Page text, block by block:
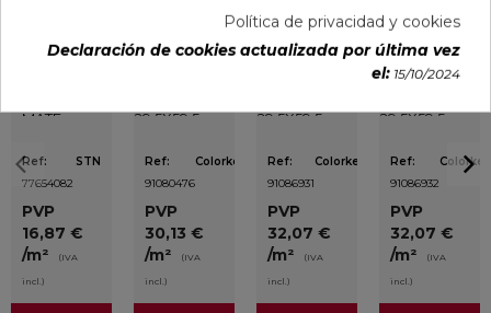
MATE
Ref:
77654082
STN
PVP
16,87 €
/m²
(IVA
incl.)
29,5X59,5
Ref:
91080476
Colorker
PVP
30,13 €
/m²
(IVA
incl.)
29,5X59,5
Ref:
91086931
Colorker
PVP
32,07 €
/m²
(IVA
incl.)
29,5X59,5
Ref:
91086932
Colorker
PVP
32,07 €
/m²
(IVA
incl.)
Política de privacidad y cookies
Declaración de cookies actualizada por última vez
el: 15/10/2024